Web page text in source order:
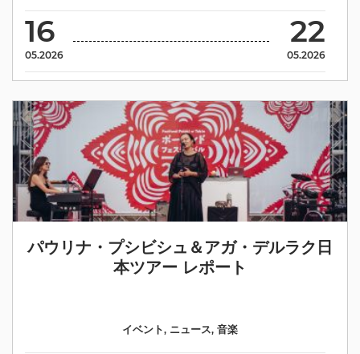
16
05.2026
22
05.2026
パウリナ・プシビシュ＆アガ・デルラク日
本ツアー レポート
イベント, ニュース, 音楽